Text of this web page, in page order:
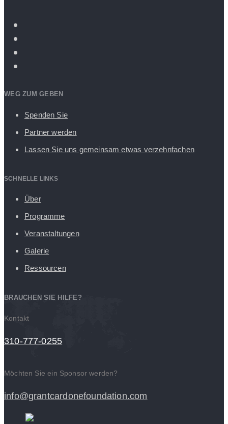
WEG ZUM GEBEN
Spenden Sie
Partner werden
Lassen Sie uns gemeinsam etwas verzehnfachen
SCHNELLE LINKS
Über
Programme
Veranstaltungen
Galerie
Ressourcen
BRAUCHEN SIE HILFE?
Kontakt
310-777-0255
Möchten Sie ein Sponsor werden?
info@grantcardonefoundation.com